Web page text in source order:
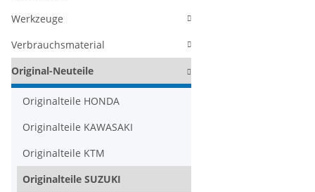
Werkzeuge
Verbrauchsmaterial
Original-Neuteile
Originalteile HONDA
Originalteile KAWASAKI
Originalteile KTM
Originalteile SUZUKI